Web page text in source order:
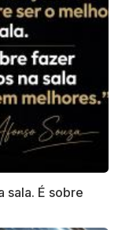
sala. É sobre